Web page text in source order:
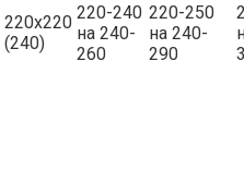
220х220
(240)
220-240
на 240-
260
220-250
на 240-
290